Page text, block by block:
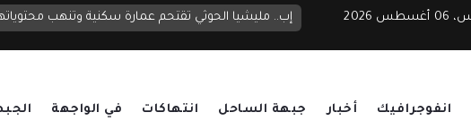
الخميس، 06 أغسطس 2026
إب.. مليشيا الحوثي تقتحم عمارة سكنية وتنهب
انفوجرافيك أخبار جبهة الساحل انتهاكات في الواجهة